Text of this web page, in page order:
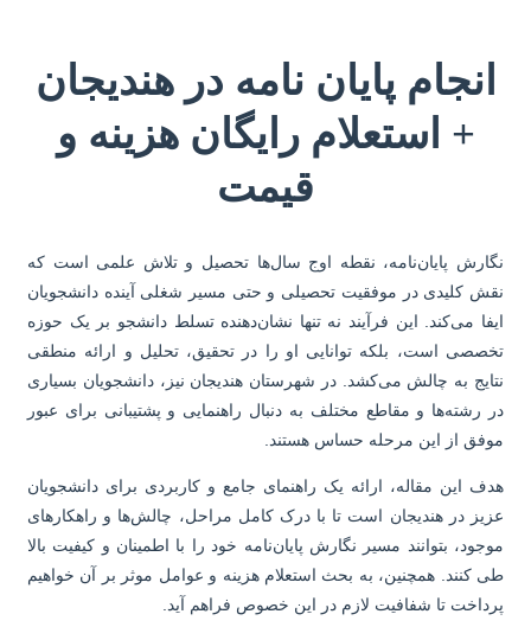
پایان نامه در هندیجان
+ استعلام رایگان هزینه و
قیمت
پایان‌نامه، نقطه اوج سال‌ها تحصیل و تلاش علمی است که
کلیدی در موفقیت تحصیلی و حتی مسیر شغلی آینده دانشجویان
می‌کند. این فرآیند نه تنها نشان‌دهنده تسلط دانشجو بر یک حوزه
است، بلکه توانایی او را در تحقیق، تحلیل و ارائه منطقی
به چالش می‌کشد. در شهرستان هندیجان نیز، دانشجویان بسیاری
رشته‌ها و مقاطع مختلف به دنبال راهنمایی و پشتیبانی برای عبور
از این مرحله حساس هستند.
این مقاله، ارائه یک راهنمای جامع و کاربردی برای دانشجویان
در هندیجان است تا با درک کامل مراحل، چالش‌ها و راهکارهای
بتوانند مسیر نگارش پایان‌نامه خود را با اطمینان و کیفیت بالا
کنند. همچنین، به بحث استعلام هزینه و عوامل موثر بر آن خواهیم
تا شفافیت لازم در این خصوص فراهم آید.